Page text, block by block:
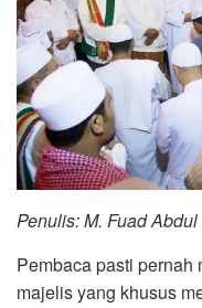
Penulis: M. Fuad Abdul
Pembaca pasti pernah
majelis yang khusus